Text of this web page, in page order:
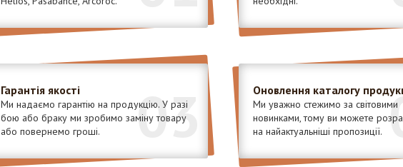
03
Гарантія якості
Ми надаємо гарантію на продукцію. У разі
бою або браку ми зробимо заміну товару
або повернемо гроші.
Оновлення каталогу
Ми уважно стежимо за світовими
новинками, тому ви можете
на найактуальніші пропозиції.